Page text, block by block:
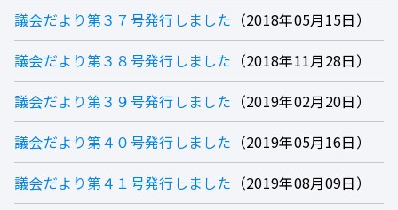
議会だより第３７号発行しました
2018年05月15日
議会だより第３８号発行しました
2018年11月28日
議会だより第３９号発行しました
2019年02月20日
議会だより第４０号発行しました
2019年05月16日
議会だより第４１号発行しました
2019年08月09日